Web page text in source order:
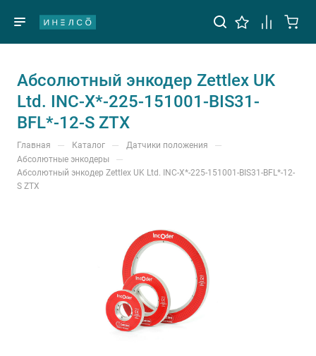
Абсолютный энкодер Zettlex UK
Ltd. INC-X*-225-151001-BIS31-
BFL*-12-S ZTX
Главная — Каталог — Датчики положения —
Абсолютные энкодеры —
Абсолютный энкодер Zettlex UK Ltd. INC-X*-225-151001-BIS31-BFL*-12-
S ZTX